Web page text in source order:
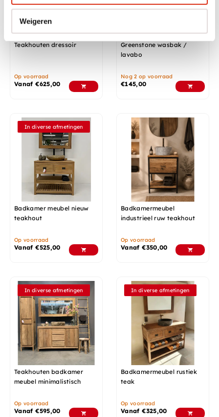
Weigeren
Teakhouten dressoir
Op voorraad
Vanaf€625,00
Greenstone wasbak /
lavabo
Nog 2 op voorraad
€145,00
In diverse afmetingen
Badkamer meubel nieuw
teakhout
Op voorraad
Vanaf€525,00
Badkamermeubel
industrieel ruw teakhout
Op voorraad
Vanaf€350,00
In diverse afmetingen
Teakhouten badkamer
meubel minimalistisch
Op voorraad
Vanaf€595,00
In diverse afmetingen
Badkamermeubel rustiek
teak
Op voorraad
Vanaf€325,00